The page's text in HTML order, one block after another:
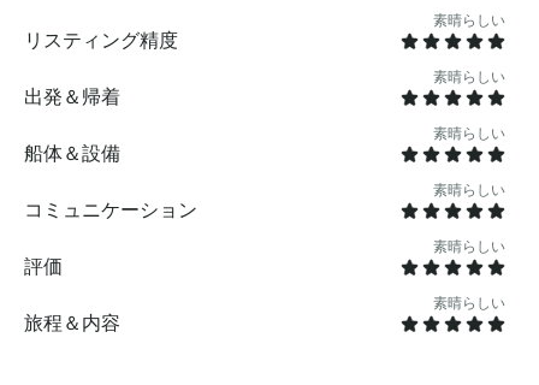
クカップ、皿、調理器具、ナプキン電話充電器 - 、応急
処置キット、ライフジャケット、予備の帽子、日焼け止
めは含まれていません 。- 食べ物や飲み物は提供されて
いませんが、ご持参ください（赤ワインとクランベリー
ジュースを除くアルコール飲料は許可されています） -
用される場合があります（約150～200カナダドル） 。-
チップは含まれていませんが、常に感謝しています 。す
べての船長は、最高の安全基準を確保するために、カナ
ダ運輸省から完全な免許と認定を受けています。当社の
デッキハンドは経験豊富でプロフェッショナルで、お客
様の旅をできるだけ楽しいものにするために献身的に取
リスティング精度
素晴らしい
出発＆帰着
素晴らしい
船体＆設備
素晴らしい
コミュニケーション
素晴らしい
評価
素晴らしい
旅程＆内容
素晴らしい